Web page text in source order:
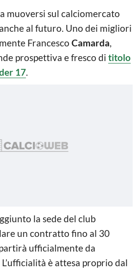
muoversi sul calciomercato
al futuro. Uno dei migliori
Francesco Camarda,
prospettiva e fresco di titolo
17.
la sede del club
un contratto fino al 30
ufficialmente da
è attesa proprio dal